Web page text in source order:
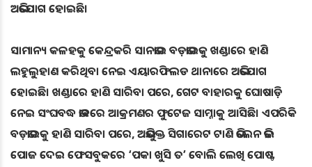
ଅଭିଯୋଗ ହୋଇଛି।
ସାମାନ୍ୟ କଳହକୁ କେନ୍ଦ୍ରକରି ସାନଭାଇ ବଡ଼ଭାଇକୁ ଖଣ୍ଡାରେ ହାଣି
ଲହୁଲୁହାଣ କରିଥିବା ନେଇ ଏୟାରଫିଲଡ ଥାନାରେ ଅଭିଯୋଗ
ହୋଇଛି। ଖଣ୍ଡାରେ ହାଣି ସାରିବା ପରେ, ଗେଟ ବାହାରକୁ ଘୋଷାଡ଼ି
ନେଇ ସଂଘବଦ୍ଧ ଭାବରେ ଆକ୍ରମଣର ଫୁଟେଜ ସାମ୍ନାକୁ ଆସିଛି। ଏପରିକି
ବଡ଼ଭାଇକୁ ହାଣି ସାରିବା ପରେ, ଅଭିଯୁକ୍ତ ସିଗାରେଟ ଟାଣି ଭିଲେନ ଭଳି
ପୋଜ ଦେଇ ଫେସବୁକରେ ‘ପକା ଖୁସି ତ’ ବୋଲି ଲେଖି ପୋଷ୍ଟ